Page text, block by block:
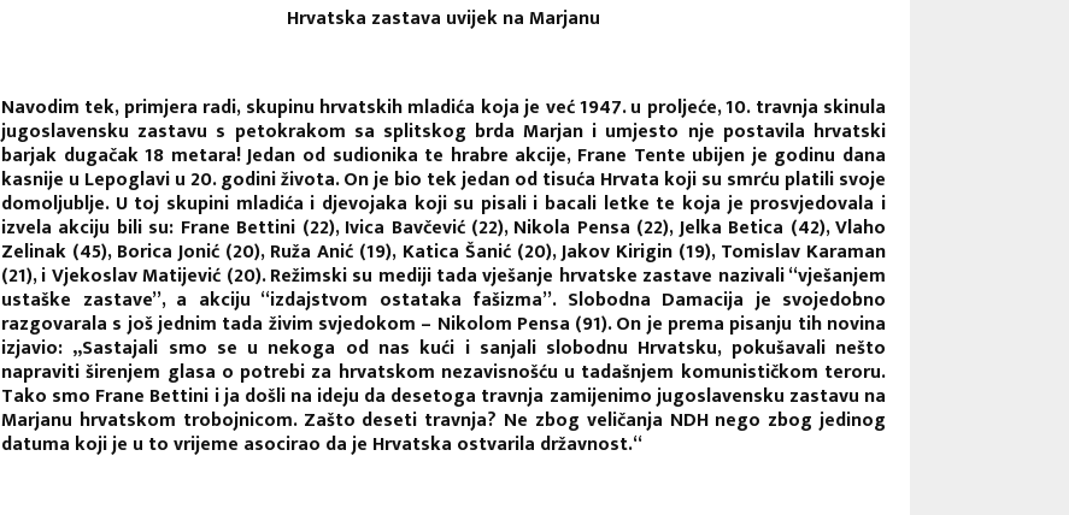
Hrvatska zastava uvijek na Marjanu
Navodim tek, primjera radi, skupinu hrvatskih mladića koja je već 1947. u proljeće, 10. travnja skinula
jugoslavensku zastavu s petokrakom sa splitskog brda Marjan i umjesto nje postavila hrvatski
barjak dugačak 18 metara! Jedan od sudionika te hrabre akcije, Frane Tente ubijen je godinu dana
kasnije u Lepoglavi u 20. godini života. On je bio tek jedan od tisuća Hrvata koji su smrću platili svoje
domoljublje. U toj skupini mladića i djevojaka koji su pisali i bacali letke te koja je prosvjedovala i
izvela akciju bili su: Frane Bettini (22), Ivica Bavčević (22), Nikola Pensa (22), Jelka Betica (42), Vlaho
Zelinak (45), Borica Jonić (20), Ruža Anić (19), Katica Šanić (20), Jakov Kirigin (19), Tomislav Karaman
(21), i Vjekoslav Matijević (20). Režimski su mediji tada vješanje hrvatske zastave nazivali “vješanjem
ustaške zastave”, a akciju “izdajstvom ostataka fašizma”. Slobodna Damacija je svojedobno
razgovarala s još jednim tada živim svjedokom – Nikolom Pensa (91). On je prema pisanju tih novina
izjavio: „Sastajali smo se u nekoga od nas kući i sanjali slobodnu Hrvatsku, pokušavali nešto
napraviti širenjem glasa o potrebi za hrvatskom nezavisnošću u tadašnjem komunističkom teroru.
Tako smo Frane Bettini i ja došli na ideju da desetoga travnja zamijenimo jugoslavensku zastavu na
Marjanu hrvatskom trobojnicom. Zašto deseti travnja? Ne zbog veličanja NDH nego zbog jedinog
datuma koji je u to vrijeme asocirao da je Hrvatska ostvarila državnost.“